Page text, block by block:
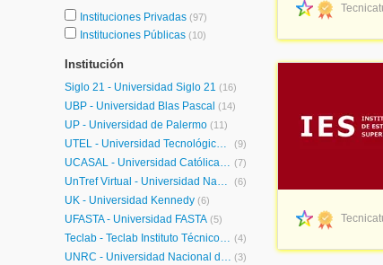
Instituciones Privadas (97)
Instituciones Públicas (10)
Institución
Siglo 21 - Universidad Siglo 21 (16)
UBP - Universidad Blas Pascal (14)
UP - Universidad de Palermo (11)
UTEL - Universidad Tecnológica Latinoamericana en Línea Argentina (9)
UCASAL - Universidad Católica de Salta (7)
UnTref Virtual - Universidad Nacional Tres de Febrero Virtual (6)
UK - Universidad Kennedy (6)
UFASTA - Universidad FASTA (5)
Teclab - Teclab Instituto Técnico Superior (4)
UNRC - Universidad Nacional de Río Cuarto (3)